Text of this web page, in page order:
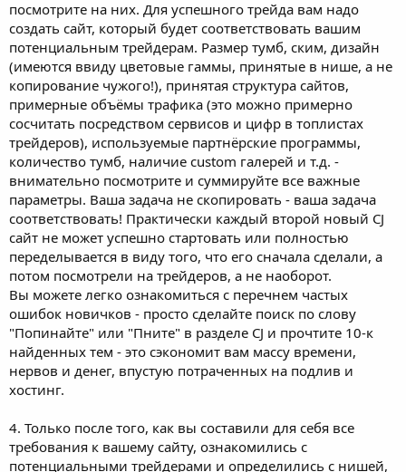
посмотрите на них. Для успешного трейда вам надо
создать сайт, который будет соответствовать вашим
потенциальным трейдерам. Размер тумб, ским, дизайн
(имеются ввиду цветовые гаммы, принятые в нише, а не
копирование чужого!), принятая структура сайтов,
примерные объёмы трафика (это можно примерно
сосчитать посредством сервисов и цифр в топлистах
трейдеров), используемые партнёрские программы,
количество тумб, наличие custom галерей и т.д. -
внимательно посмотрите и суммируйте все важные
параметры. Ваша задача не скопировать - ваша задача
соответствовать! Практически каждый второй новый CJ
сайт не может успешно стартовать или полностью
переделывается в виду того, что его сначала сделали, а
потом посмотрели на трейдеров, а не наоборот.
Вы можете легко ознакомиться с перечнем частых
ошибок новичков - просто сделайте поиск по слову
"Попинайте" или "Пните" в разделе CJ и прочтите 10-к
найденных тем - это сэкономит вам массу времени,
нервов и денег, впустую потраченных на подлив и
хостинг.
4. Только после того, как вы составили для себя все
требования к вашему сайту, ознакомились с
потенциальными трейдерами и определились с нишей,